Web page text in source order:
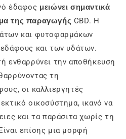
έδαφος μειώνει σημαντικά
της παραγωγής CBD. Η
και φυτοφαρμάκων
και των υδάτων.
ενθαρρύνει την αποθήκευση
τη
οι καλλιεργητές
οικοσύστημα, ικανό να
και τα παράσιτα χωρίς τη
επίσης μια μορφή